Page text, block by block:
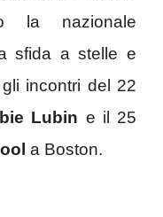
la nazionale
sfida a stelle e
incontri del 22
Lubin e il 25
a Boston.